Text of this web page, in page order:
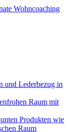
Wohncoaching